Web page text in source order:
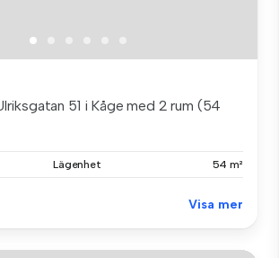
51 i Kåge med 2 rum (54
Lägenhet 54 m²
Visa mer